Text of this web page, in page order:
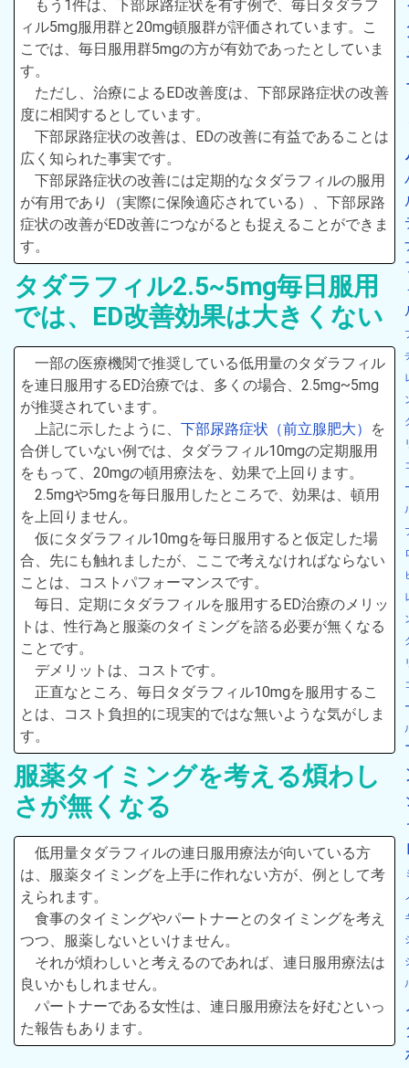
もう1件は、下部尿路症状を有す例で、毎日タダラフ
ィル5mg服用群と20mg頓服群が評価されています。こ
こでは、毎日服用群5mgの方が有効であったとしていま
す。
ただし、治療によるED改善度は、下部尿路症状の改善
度に相関するとしています。
下部尿路症状の改善は、EDの改善に有益であることは
広く知られた事実です。
下部尿路症状の改善には定期的なタダラフィルの服用
が有用であり（実際に保険適応されている）、下部尿路
症状の改善がED改善につながるとも捉えることができま
す。
タダラフィル2.5~5mg毎日服用
では、ED改善効果は大きくない
一部の医療機関で推奨している低用量のタダラフィル
を連日服用するED治療では、多くの場合、2.5mg~5mg
が推奨されています。
上記に示したように、 下部尿路症状（前立腺肥大）
を
合併していない例では、タダラフィル10mgの定期服用
をもって、20mgの頓用療法を、効果で上回ります。
2.5mgや5mgを毎日服用したところで、効果は、頓用
を上回りません。
仮にタダラフィル10mgを毎日服用すると仮定した場
合、先にも触れましたが、ここで考えなければならない
ことは、コストパフォーマンスです。
毎日、定期にタダラフィルを服用するED治療のメリッ
トは、性行為と服薬のタイミングを諮る必要が無くなる
ことです。
デメリットは、コストです。
正直なところ、毎日タダラフィル10mgを服用するこ
とは、コスト負担的に現実的ではな無いような気がしま
す。
服薬タイミングを考える煩わし
さが無くなる
低用量タダラフィルの連日服用療法が向いている方
は、服薬タイミングを上手に作れない方が、例として考
えられます。
食事のタイミングやパートナーとのタイミングを考え
つつ、服薬しないといけません。
それが煩わしいと考えるのであれば、連日服用療法は
良いかもしれません。
パートナーである女性は、連日服用療法を好むといっ
た報告もあります。